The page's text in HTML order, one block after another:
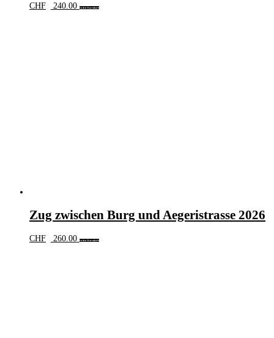
CHF 240.00 In den Warenkorb
Zug zwischen Burg und Aegeristrasse 2026
CHF 260.00 In den Warenkorb